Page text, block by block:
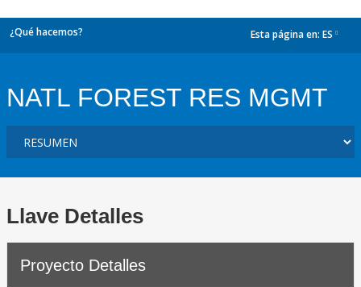
¿Qué hacemos? Esta página en: ES
NATL FOREST RES MGMT
Llave Detalles
Proyecto Detalles